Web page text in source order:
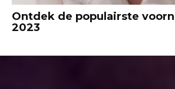
Ontdek de populairste
2023